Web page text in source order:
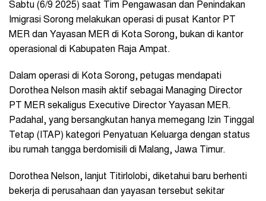
Sabtu (6/9 2025) saat Tim Pengawasan dan Penindakan
Imigrasi Sorong melakukan operasi di pusat Kantor PT
MER dan Yayasan MER di Kota Sorong, bukan di kantor
operasional di Kabupaten Raja Ampat.
Dalam operasi di Kota Sorong, petugas mendapati
Dorothea Nelson masih aktif sebagai Managing Director
PT MER sekaligus Executive Director Yayasan MER.
Padahal, yang bersangkutan hanya memegang Izin Tinggal
Tetap (ITAP) kategori Penyatuan Keluarga dengan status
ibu rumah tangga berdomisili di Malang, Jawa Timur.
Dorothea Nelson, lanjut Titirlolobi, diketahui baru berhenti
bekerja di perusahaan dan yayasan tersebut sekitar